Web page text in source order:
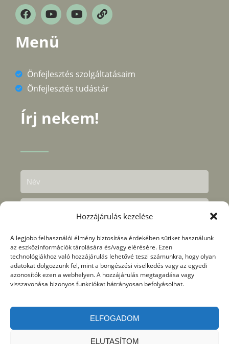
Hozzájárulás kezelése
A legjobb felhasználói élmény biztosítása érdekében sütiket használunk
az eszközinformációk tárolására és/vagy elérésére. Ezen
technológiákhoz való hozzájárulás lehetővé teszi számunkra, hogy olyan
adatokat dolgozzunk fel, mint a böngészési viselkedés vagy az egyedi
azonosítók ezen a webhelyen. A hozzájárulás megtagadása vagy
visszavonása bizonyos funkciókat hátrányosan befolyásolhat.
ELFOGADOM
ELUTASÍTOM
Menü
Önfejlesztés szolgáltatásaim
Önfejlesztés tudástár
Írj nekem!
nyilvántartásbanfoglaltakat.
KÜLDÉS